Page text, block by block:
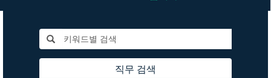
직무 검색